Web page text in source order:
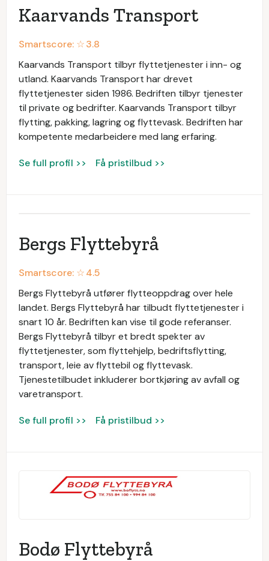
Kaarvands Transport
Smartscore: ☆3.8
Kaarvands Transport tilbyr flyttetjenester i inn- og
utland. Kaarvands Transport har drevet
flyttetjenester siden 1986. Bedriften tilbyr tjenester
til private og bedrifter. Kaarvands Transport tilbyr
flytting, pakking, lagring og flyttevask. Bedriften har
kompetente medarbeidere med lang erfaring.
Se full profil >> Få pristilbud >>
Bergs Flyttebyrå
Smartscore: ☆4.5
Bergs Flyttebyrå utfører flytteoppdrag over hele
landet. Bergs Flyttebyrå har tilbudt flyttetjenester i
snart 10 år. Bedriften kan vise til gode referanser.
Bergs Flyttebyrå tilbyr et bredt spekter av
flyttetjenester, som flyttehjelp, bedriftsflytting,
transport, leie av flyttebil og flyttevask.
Tjenestetilbudet inkluderer bortkjøring av avfall og
varetransport.
Se full profil >> Få pristilbud >>
Bodø Flyttebyrå